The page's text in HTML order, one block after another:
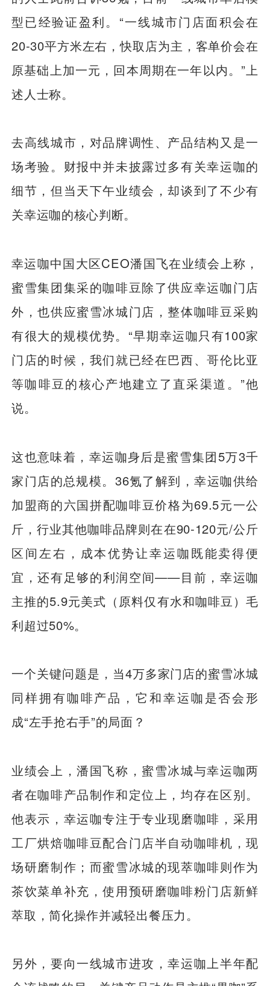
型已经验证盈利。“一线城市门店面积会在
20-30平方米左右，快取店为主，客单价会在
原基础上加一元，回本周期在一年以内。”上
述人士称。
去高线城市，对品牌调性、产品结构又是一
场考验。财报中并未披露过多有关幸运咖的
细节，但当天下午业绩会，却谈到了不少有
关幸运咖的核心判断。
幸运咖中国大区CEO潘国飞在业绩会上称，
蜜雪集团集采的咖啡豆除了供应幸运咖门店
外，也供应蜜雪冰城门店，整体咖啡豆采购
有很大的规模优势。“早期幸运咖只有100家
门店的时候，我们就已经在巴西、哥伦比亚
等咖啡豆的核心产地建立了直采渠道。”他
说。
这也意味着，幸运咖身后是蜜雪集团5万3千
家门店的总规模。36氪了解到，幸运咖供给
加盟商的六国拼配咖啡豆价格为69.5元一公
斤，行业其他咖啡品牌则在在90-120元/公斤
区间左右，成本优势让幸运咖既能卖得便
宜，还有足够的利润空间——目前，幸运咖
主推的5.9元美式（原料仅有水和咖啡豆）毛
利超过50%。
一个关键问题是，当4万多家门店的蜜雪冰城
同样拥有咖啡产品，它和幸运咖是否会形
成“左手抢右手”的局面？
业绩会上，潘国飞称，蜜雪冰城与幸运咖两
者在咖啡产品制作和定位上，均存在区别。
他表示，幸运咖专注于专业现磨咖啡，采用
工厂烘焙咖啡豆配合门店半自动咖啡机，现
场研磨制作；而蜜雪冰城的现萃咖啡则作为
茶饮菜单补充，使用预研磨咖啡粉门店新鲜
萃取，简化操作并减轻出餐压力。
另外，要向一线城市进攻，幸运咖上半年配